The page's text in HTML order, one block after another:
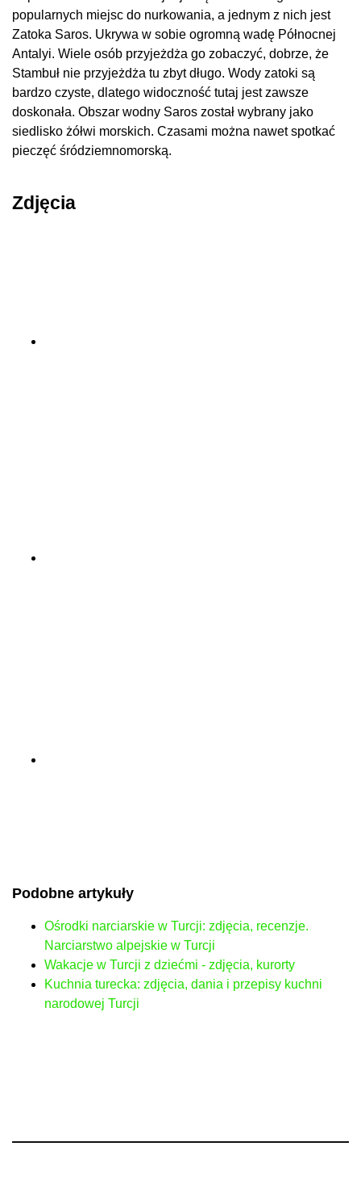
popularnych miejsc do nurkowania, a jednym z nich jest
Zatoka Saros. Ukrywa w sobie ogromną wadę Północnej
Antalyi. Wiele osób przyjeżdża go zobaczyć, dobrze, że
Stambuł nie przyjeżdża tu zbyt długo. Wody zatoki są
bardzo czyste, dlatego widoczność tutaj jest zawsze
doskonała. Obszar wodny Saros został wybrany jako
siedlisko żółwi morskich. Czasami można nawet spotkać
pieczęć śródziemnomorską.
Zdjęcia
Podobne artykuły
Ośrodki narciarskie w Turcji: zdjęcia, recenzje.
Narciarstwo alpejskie w Turcji
Wakacje w Turcji z dziećmi - zdjęcia, kurorty
Kuchnia turecka: zdjęcia, dania i przepisy kuchni
narodowej Turcji